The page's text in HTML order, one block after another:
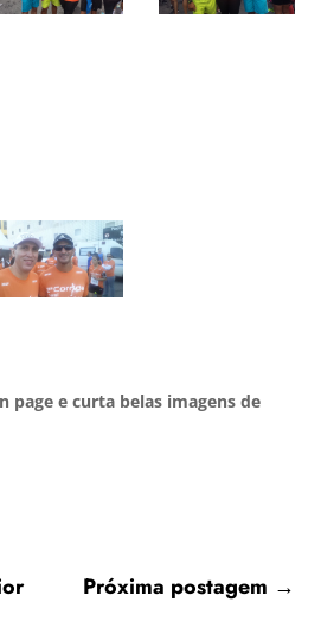
page e curta belas imagens de
Próxima postagem →